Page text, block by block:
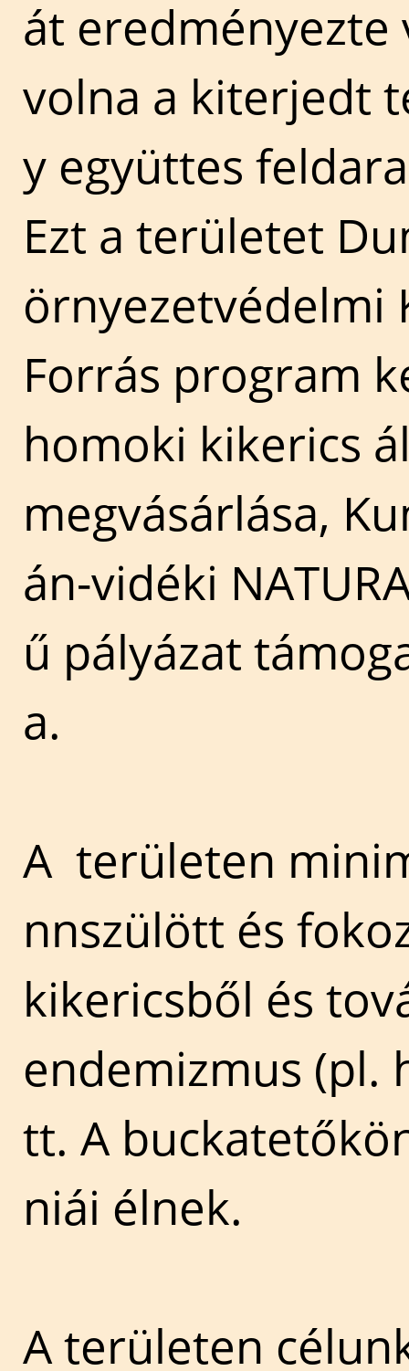
át
volna a kiterjedt
y együttes
Ezt a területet
örnyezetvédelmi
Forrás program
homoki kikerics
megvásárlása,
án-vidéki
ű pályázat
a.
A területen
nnszülött és
kikericsből és
endemizmus (pl.
tt. A
niái élnek.
A területen